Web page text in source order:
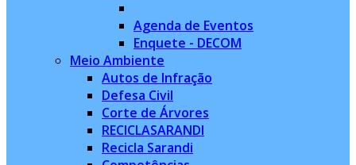
Agenda de Eventos
Enquete - DECOM
Meio Ambiente
Autos de Infração
Defesa Civil
Corte de Árvores
RECICLASARANDI
Recicla Sarandi